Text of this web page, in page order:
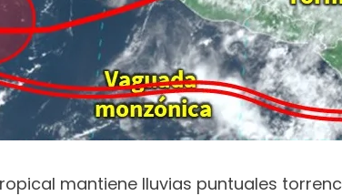
mantiene lluvias puntuales